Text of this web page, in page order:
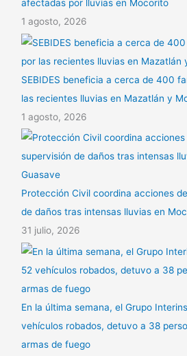
afectadas por lluvias en Mocorito
1 agosto, 2026
SEBIDES beneficia a cerca de 400
las recientes lluvias en Mazatlán y
1 agosto, 2026
Protección Civil coordina acciones
de daños tras intensas lluvias en
31 julio, 2026
En la última semana, el Grupo
vehículos robados, detuvo a 38
armas de fuego